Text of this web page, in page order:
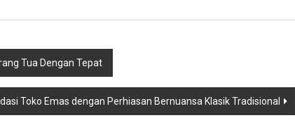
Tua Dengan Tepat
Toko Emas dengan Perhiasan Bernuansa Klasik Tradisional